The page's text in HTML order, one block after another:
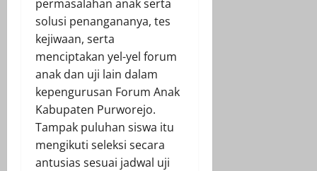
permasalahan anak serta
solusi penangananya, tes
kejiwaan, serta
menciptakan yel-yel forum
anak dan uji lain dalam
kepengurusan Forum Anak
Kabupaten Purworejo.
Tampak puluhan siswa itu
mengikuti seleksi secara
antusias sesuai jadwal uji